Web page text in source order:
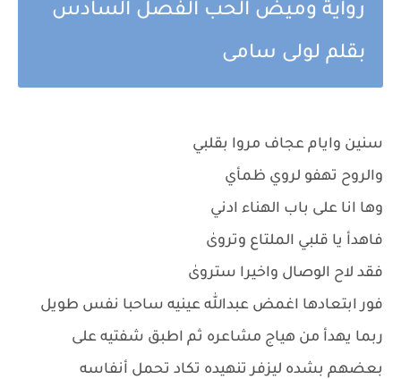
رواية وميض الحب الفصل السادس
بقلم لولى سامى
سنين وايام عجاف مروا بقلبي
والروح تهفو لروي ظمأي
وها انا على باب الهناء ادني
فاهدأ يا قلبي الملتاع وتروىٰ
فقد لاح الوصال واخيرا ستروىٰ
فور ابتعادها اغمض عبدالله عينيه ساحبا نفس طويل
ربما يهدأ من هياج مشاعره ثم اطبق شفتيه على
بعضهم بشده ليزفر تنهيده تكاد تحمل أنفاسه